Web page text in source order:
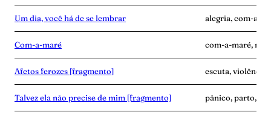
Um dia, você há de se lembrar alegria, com-a-
Com-a-maré com-a-maré,
Afetos ferozes [fragmento] escuta, violência
Talvez ela não precise de mim [fragmento] pânico, parto,